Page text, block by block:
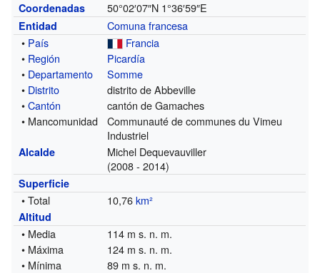
Coordenadas 50°02′07″N 1°36′59″E
Entidad
Comuna francesa
• País
Francia
• Región
Picardía
• Departamento
Somme
• Distrito
distrito de Abbeville
•Cantón
cantón de Gamaches
• Mancomunidad
Communauté de communes du Vimeu
Industriel
Alcalde
Michel Dequevauviller
(2008 - 2014)
Superficie
• Total 10,76km²
Altitud
• Media
114 m s. n. m.
• Máxima
124 m s. n. m.
• Mínima
89 m s. n. m.